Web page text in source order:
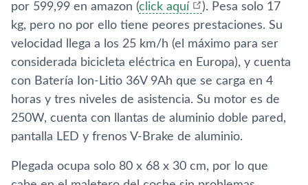
por 599,99 en amazon (click aquí
). Pesa solo 17
kg, pero no por ello tiene peores prestaciones. Su
velocidad llega a los 25 km/h (el máximo para ser
considerada bicicleta eléctrica en Europa), y cuenta
con Batería Ion-Litio 36V 9Ah que se carga en 4
horas y tres niveles de asistencia. Su motor es de
250W, cuenta con llantas de aluminio doble pared,
pantalla LED y frenos V-Brake de aluminio.
Plegada ocupa solo 80 x 68 x 30 cm, por lo que